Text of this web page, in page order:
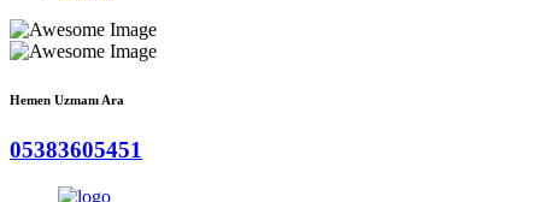
Hemen Uzmanı Ara
05383605451